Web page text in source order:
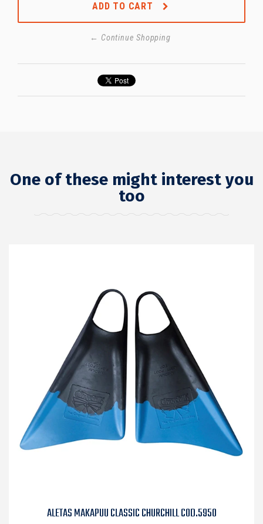
ADD TO CART
← Continue Shopping
One of these might interest you
too
ALETAS MAKAPUU CLASSIC CHURCHILL COD.5950